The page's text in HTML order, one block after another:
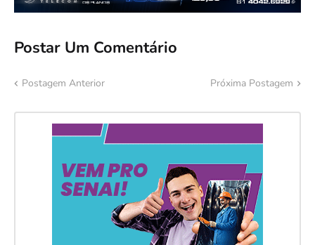
Postar Um Comentário
Postagem Anterior Próxima Postagem